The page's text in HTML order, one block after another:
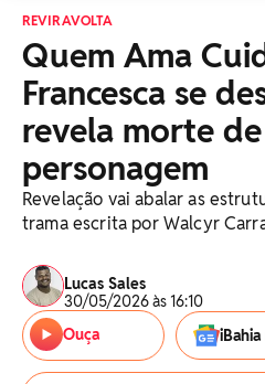
REVIRAVOLTA
Quem Ama
Francesca se
revela morte de
personagem
Revelação vai abalar as
trama escrita por Walcyr
Lucas Sales
30/05/2026 às 16:10
Ouça